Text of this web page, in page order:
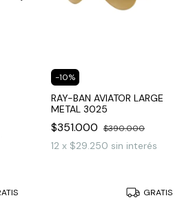
-10%
RAY-BAN AVIATOR LARGE
METAL 3025
$351.000 $390.000
12 x $29.250 sin interés
GRATIS